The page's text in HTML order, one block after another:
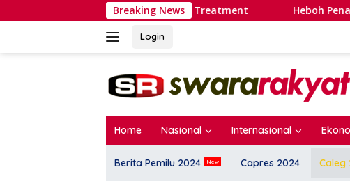
ke
Breaking News
Persepsi Special Treatment Heboh Penangkapan
Login
Home Nasional Internasional
Berita Pemilu 2024 Capres 2024 Caleg